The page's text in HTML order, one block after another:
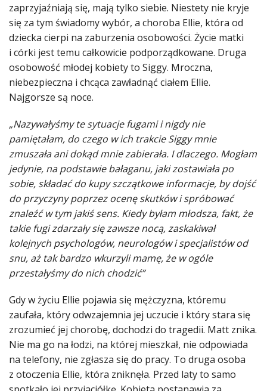
zaprzyjaźniają się, mają tylko siebie. Niestety nie kryje
się za tym świadomy wybór, a choroba Ellie, która od
dziecka cierpi na zaburzenia osobowości. Życie matki
i córki jest temu całkowicie podporządkowane. Druga
osobowość młodej kobiety to Siggy. Mroczna,
niebezpieczna i chcąca zawładnąć ciałem Ellie.
Najgorsze są noce.
„Nazywałyśmy te sytuacje fugami i nigdy nie
pamiętałam, do czego w ich trakcie Siggy mnie
zmuszała ani dokąd mnie zabierała. I dlaczego. Mogłam
jedynie, na podstawie bałaganu, jaki zostawiała po
sobie, składać do kupy szczątkowe informacje, by dojść
do przyczyny poprzez ocenę skutków i spróbować
znaleźć w tym jakiś sens. Kiedy byłam młodsza, fakt, że
takie fugi zdarzały się zawsze nocą, zaskakiwał
kolejnych psychologów, neurologów i specjalistów od
snu, aż tak bardzo wkurzyli mamę, że w ogóle
przestałyśmy do nich chodzić”
Gdy w życiu Ellie pojawia się mężczyzna, któremu
zaufała, który odwzajemnia jej uczucie i który stara się
zrozumieć jej chorobę, dochodzi do tragedii. Matt znika.
Nie ma go na łodzi, na której mieszkał, nie odpowiada
na telefony, nie zgłasza się do pracy. To druga osoba
z otoczenia Ellie, która zniknęła. Przed laty to samo